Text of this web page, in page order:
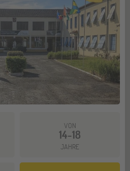
VON
14-18
JAHRE